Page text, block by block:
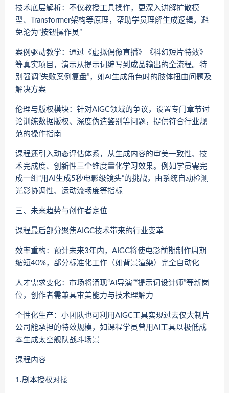
​​技术底层解析​​：不仅教授工具操作，更深入讲解扩散模
型、Transformer架构等原理，帮助学员理解生成逻辑，避
免沦为“按钮操作员”
​​案例驱动教学​​：通过《虚拟偶像直播》《科幻短片特效》
等真实项目，演示从提示词编写到成品输出的全流程。特
别强调“失败案例复盘”，如AI生成角色时的肢体扭曲问题及
解决方案
​​伦理与版权模块​​：针对AIGC领域的争议，设置专门章节讨
论训练数据版权、深度伪造鉴别等问题，提供符合行业规
范的操作指南
课程还引入​​动态评估体系​​，从生成内容的审美一致性、技
术完成度、创新性三个维度量化学习效果。例如学员需完
成一组“用AI生成5秒电影级镜头”的挑战，由系统自动检测
光影协调性、运动流畅度等指标
三、未来趋势与创作者定位
课程最后部分聚焦AIGC技术带来的行业变革
​​效率重构​​：预计未来3年内，AIGC将使电影前期制作周期
缩短40%，部分标准化工作（如背景渲染）完全自动化
​​人才需求变化​​：市场将涌现“AI导演”“提示词设计师”等新岗
位，创作者需兼具审美能力与技术理解力
​​个性化生产​​：小团队也可利用AIGC工具实现过去仅大制片
公司能承担的特效规模，如课程学员曾用AI工具以极低成
本生成太空舰队战斗场景
课程内容
1.剧本授权对接